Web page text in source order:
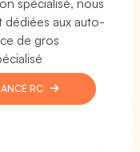
dédiées aux auto-
de gros
RC